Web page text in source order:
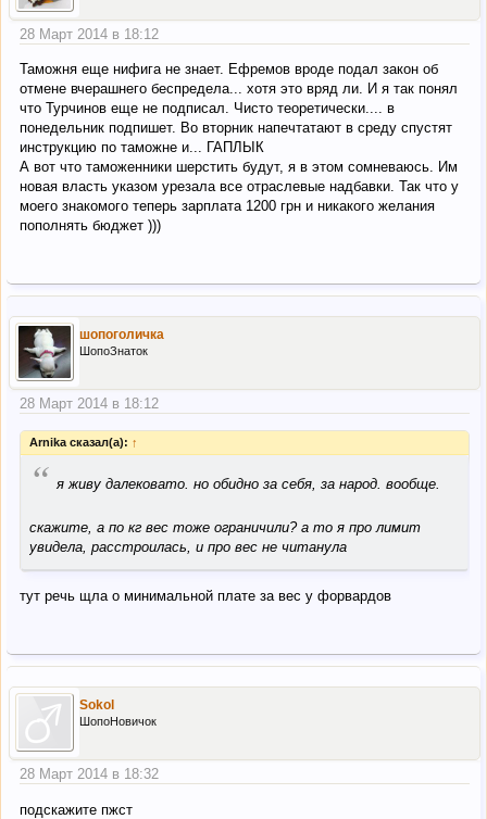
28 Март 2014 в 18:12
Таможня еще нифига не знает. Ефремов вроде подал закон об
отмене вчерашнего беспредела... хотя это вряд ли. И я так понял
что Турчинов еще не подписал. Чисто теоретически.... в
понедельник подпишет. Во вторник напечтатают в среду спустят
инструкцию по таможне и... ГАПЛЫК
А вот что таможенники шерстить будут, я в этом сомневаюсь. Им
новая власть указом урезала все отраслевые надбавки. Так что у
моего знакомого теперь зарплата 1200 грн и никакого желания
пополнять бюджет )))
шопоголичка
ШопоЗнаток
28 Март 2014 в 18:12
Arnika сказал(а): ↑
“ я живу далековато. но обидно за себя, за народ. вообще.
скажите, а по кг вес тоже ограничили? а то я про лимит
увидела, расстроилась, и про вес не читанула
тут речь щла о минимальной плате за вес у форвардов
Sokol
ШопоНовичок
28 Март 2014 в 18:32
подскажите пжст